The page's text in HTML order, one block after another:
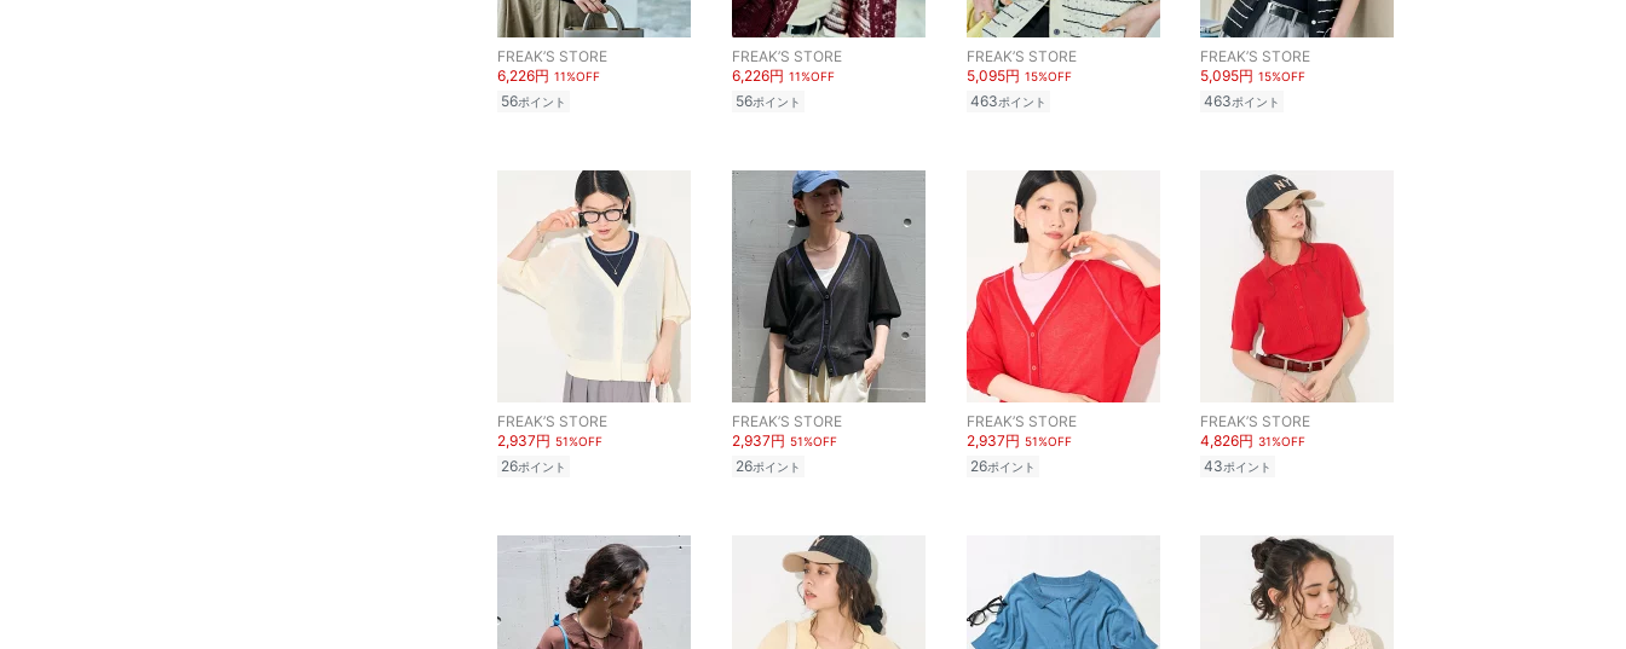
FREAK’S STORE
6,226円 11%OFF
56ポイント
FREAK’S STORE
6,226円 11%OFF
56ポイント
FREAK’S STORE
5,095円 15%OFF
463ポイント
FREAK’S STORE
5,095円 15%OFF
463ポイント
FREAK’S STORE
2,937円 51%OFF
26ポイント
FREAK’S STORE
2,937円 51%OFF
26ポイント
FREAK’S STORE
2,937円 51%OFF
26ポイント
FREAK’S STORE
4,826円 31%OFF
43ポイント